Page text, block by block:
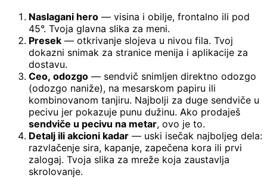
Naslagani hero — visina i obilje, frontalno ili pod
45°. Tvoja glavna slika za meni.
Presek — otkrivanje slojeva u nivou fila. Tvoj
dokazni snimak za stranice menija i aplikacije za
dostavu.
Ceo, odozgo — sendvič snimljen direktno odozgo
(odozgo naniže), na mesarskom papiru ili
kombinovanom tanjiru. Najbolji za duge sendviče u
pecivu jer pokazuje punu dužinu. Ako prodaješ
sendviče u pecivu na metar, ovo je to.
Detalj ili akcioni kadar — uski isečak najboljeg dela:
razvlačenje sira, kapanje, zapečena kora ili prvi
zalogaj. Tvoja slika za mreže koja zaustavlja
skrolovanje.